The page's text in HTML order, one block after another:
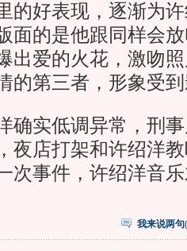
的好表现，逐渐为
面的是他跟同样会
出爱的火花，激吻
的第三者，形象受
实低调异常，刑事
夜店打架和许绍洋
次事件，许绍洋音
我来说两句(